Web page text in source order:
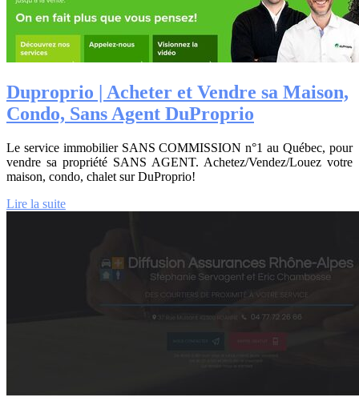
Duproprio | Acheter et Vendre sa Maison,
Condo, Sans Agent DuProprio
Le service immobilier SANS COMMISSION n°1 au Québec, pour
vendre sa propriété SANS AGENT. Achetez/Vendez/Louez votre
maison, condo, chalet sur DuProprio!
Lire la suite